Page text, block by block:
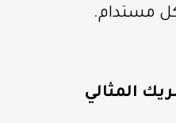
مستدام.
المثالي